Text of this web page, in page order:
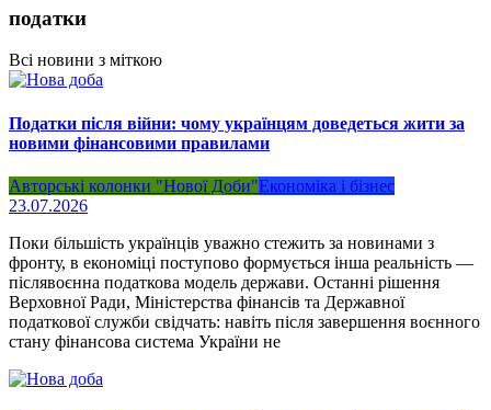
податки
Всі новини з міткою
Податки після війни: чому українцям доведеться жити за
новими фінансовими правилами
Авторські колонки "Нової Доби"Економіка і бізнес
23.07.2026
Поки більшість українців уважно стежить за новинами з
фронту, в економіці поступово формується інша реальність —
післявоєнна податкова модель держави. Останні рішення
Верховної Ради, Міністерства фінансів та Державної
податкової служби свідчать: навіть після завершення воєнного
стану фінансова система України не